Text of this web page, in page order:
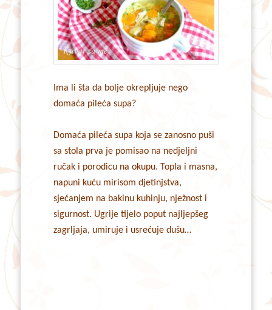
Ima li šta da bolje okrepljuje nego
domaća pileća supa?
Domaća pileća supa koja se zanosno puši
sa stola prva je pomisao na nedjeljni
ručak i porodicu na okupu. Topla i masna,
napuni kuću mirisom djetinjstva,
sjećanjem na bakinu kuhinju, nježnost i
sigurnost. Ugrije tijelo poput najljepšeg
zagrljaja, umiruje i usrećuje dušu…